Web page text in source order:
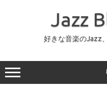
ッ
プ
Jazz
好きな音楽のJazz